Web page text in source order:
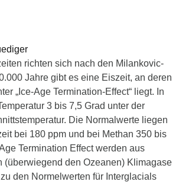
richten sich nach den Milankovic-
Jahre gibt es eine Eiszeit, an deren
„Ice-Age Termination-Effect“ liegt. In
3 bis 7,5 Grad unter der
Die Normalwerte liegen
bei 180 ppm und bei Methan 350 bis
Termination Effect werden aus
(überwiegend den Ozeanen) Klimagase
den Normelwerten für Interglacials